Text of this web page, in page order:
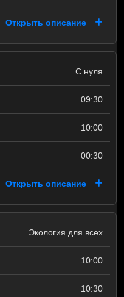
Открыть описание
С нуля
09:30
10:00
00:30
Открыть описание
Экология для всех
10:00
10:30